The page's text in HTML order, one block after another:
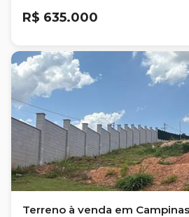
R$ 635.000
Terreno à venda em